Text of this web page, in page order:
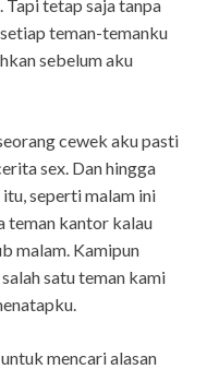
Tapi tetap saja tanpa
teman-temanku
sebelum aku
cewek aku pasti
sex. Dan hingga
seperti malam ini
teman kantor kalau
malam. Kamipun
satu teman kami
mencari alasan